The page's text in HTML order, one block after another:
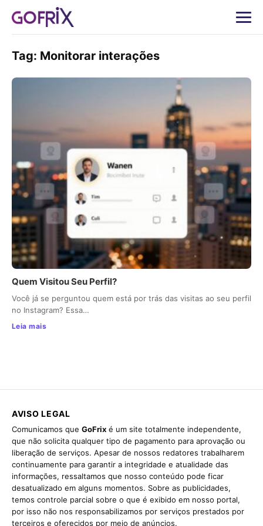
Tag: Monitorar interações
Quem Visitou Seu Perfil?
Você já se perguntou quem está por trás das visitas ao seu perfil
no Instagram? Essa…
Leia mais
AVISO LEGAL
Comunicamos que GoFrix é um site totalmente independente,
que não solicita qualquer tipo de pagamento para aprovação ou
liberação de serviços. Apesar de nossos redatores trabalharem
continuamente para garantir a integridade e atualidade das
informações, ressaltamos que nosso conteúdo pode ficar
desatualizado em alguns momentos. Sobre as publicidades,
temos controle parcial sobre o que é exibido em nosso portal,
por isso não nos responsabilizamos por serviços prestados por
terceiros e oferecidos por meio de anúncios.